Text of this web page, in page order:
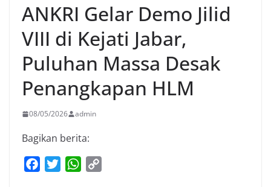
ANKRI Gelar Demo Jilid
VIII di Kejati Jabar,
Puluhan Massa Desak
Penangkapan HLM
08/05/2026 admin
Bagikan berita:
W